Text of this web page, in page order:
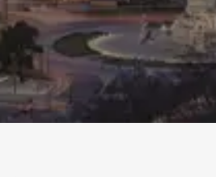
ENVIAR
Li e concordo com a Política